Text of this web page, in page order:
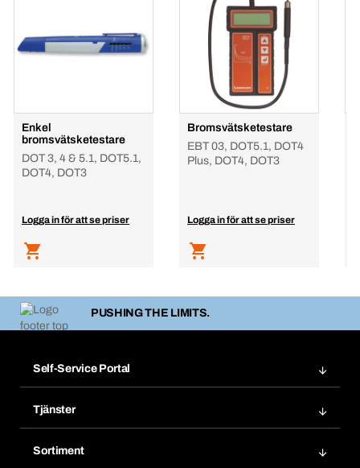
Enkel
bromsvätsketestare
DOT 3, 4 & 5.1, DOT5.1,
DOT4, DOT3
Logga in för att se priser
Bromsvätsketestare
EBT 03, DOT5.1, DOT4
Plus, DOT4, DOT3
Logga in för att se priser
PUSHING THE LIMITS.
Self-Service Portal
Mina produkter
Tjänster
Sortiment